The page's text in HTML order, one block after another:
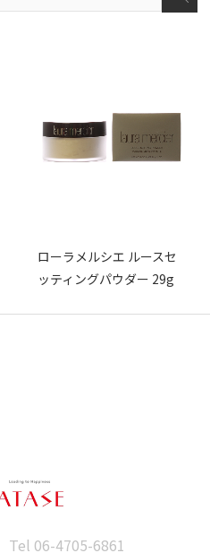
ローラメルシエ ルースセ
ッティングパウダー 29g
Tel 06-4705-6861